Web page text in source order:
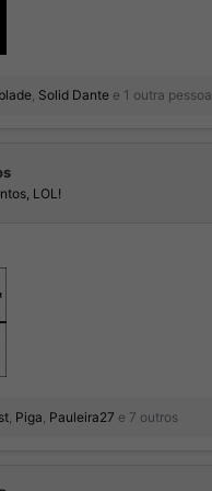
, Solid Dante e 1 outra pessoa
LOL!
, Piga, Pauleira27 e 7 outros